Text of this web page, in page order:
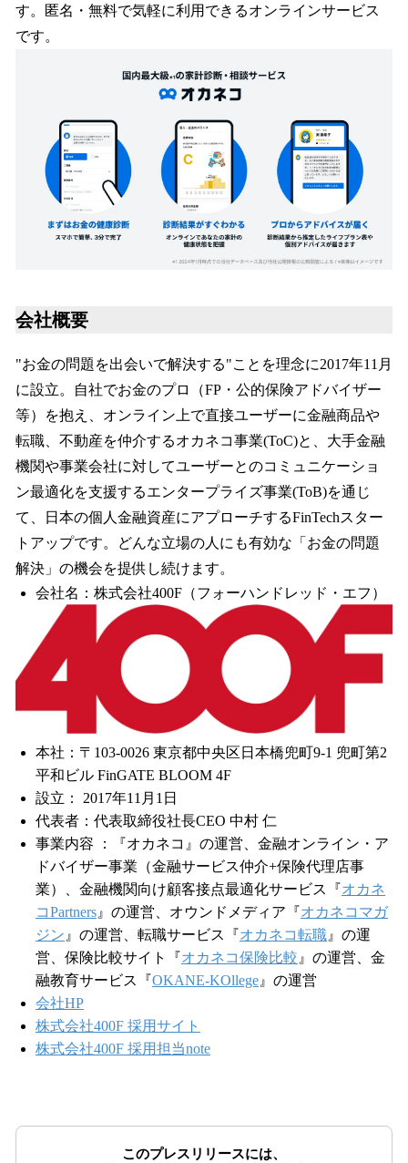
す。匿名・無料で気軽に利用できるオンラインサービス
です。
会社概要
"お金の問題を出会いで解決する"ことを理念に2017年11月
に設立。自社でお金のプロ（FP・公的保険アドバイザー
等）を抱え、オンライン上で直接ユーザーに金融商品や
転職、不動産を仲介するオカネコ事業(ToC)と、大手金融
機関や事業会社に対してユーザーとのコミュニケーショ
ン最適化を支援するエンタープライズ事業(ToB)を通じ
て、日本の個人金融資産にアプローチするFinTechスター
トアップです。どんな立場の人にも有効な「お金の問題
解決」の機会を提供し続けます。
会社名：株式会社400F（フォーハンドレッド・エフ）
本社：〒103-0026 東京都中央区日本橋兜町9-1 兜町第2
平和ビル FinGATE BLOOM 4F
設立： 2017年11月1日
代表者：代表取締役社長CEO 中村 仁
事業内容 ：『オカネコ』の運営、金融オンライン・ア
ドバイザー事業（金融サービス仲介+保険代理店事
業）、金融機関向け顧客接点最適化サービス『オカネ
コPartners 』の運営、オウンドメディア『オカネコマガ
ジン 』の運営、転職サービス『オカネコ転職 』の運
営、保険比較サイト『オカネコ保険比較 』の運営、金
融教育サービス『OKANE-KOllege 』の運営
会社HP
株式会社400F 採用サイト
株式会社400F 採用担当note
このプレスリリースには、